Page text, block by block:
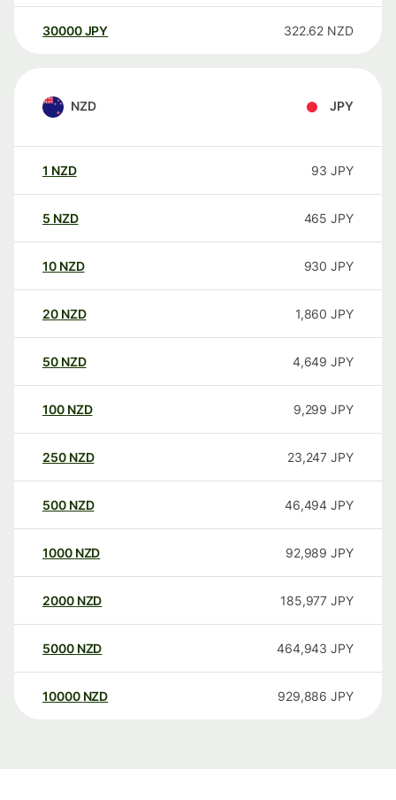
30000 JPY 322.62 NZD
NZD JPY
1 NZD 93 JPY
5 NZD 465 JPY
10 NZD 930 JPY
20 NZD 1,860 JPY
50 NZD 4,649 JPY
100 NZD 9,299 JPY
250 NZD 23,247 JPY
500 NZD 46,494 JPY
1000 NZD 92,989 JPY
2000 NZD 185,977 JPY
5000 NZD 464,943 JPY
10000 NZD 929,886 JPY